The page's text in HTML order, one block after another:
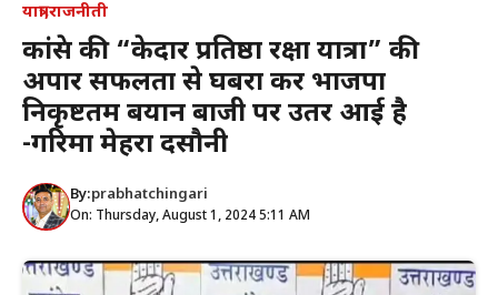
यात्रा,राजनीती
कांग्रेस की “केदार प्रतिष्ठा रक्षा यात्रा” की
अपार सफलता से घबरा कर भाजपा
निकृष्टतम बयान बाजी पर उतर आई है
-गरिमा मेहरा दसौनी
By:prabhatchingari
On: Thursday, August 1, 2024 5:11 AM